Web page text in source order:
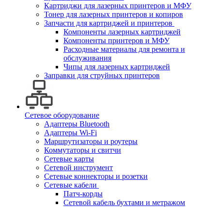
Картриджи для лазерных принтеров и МФУ
Тонер для лазерных принтеров и копиров
Запчасти для картриджей и принтеров
Компоненты лазерных картриджей
Компоненты принтеров и МФУ
Расходные материалы для ремонта и
обслуживания
Чипы для лазерных картриджей
Заправки для струйных принтеров
Сетевое оборудование
Адаптеры Bluetooth
Адаптеры Wi-Fi
Маршрутизаторы и роутеры
Коммутаторы и свитчи
Сетевые карты
Сетевой инструмент
Сетевые коннекторы и розетки
Сетевые кабели
Патч-корды
Сетевой кабель бухтами и метражом